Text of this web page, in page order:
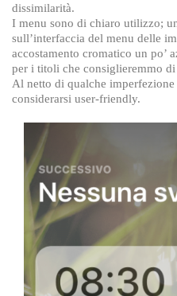
dissimilarità.
I menu sono di chiaro utilizzo;
sull’interfaccia del menu delle
accostamento cromatico un po’
per i titoli che consiglieremmo di
Al netto di qualche
considerarsi user-friendly.